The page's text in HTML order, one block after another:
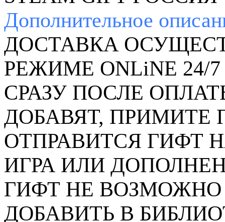
Дополнительное
ДОСТАВКА
РЕЖИМЕ ONLiNE 24/7
СРАЗУ ПОСЛЕ
ДОБАВЯТ, ПРИМИТЕ
ОТПРАВИТСЯ ГИФТ
ИГРА ИЛИ
ГИФТ НЕ ВОЗМОЖНО
ДОБАВИТЬ В